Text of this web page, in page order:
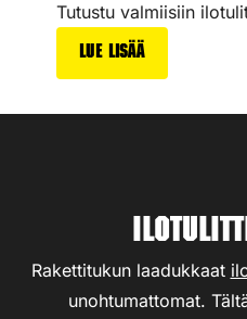
Tutustu valmiisiin
Lue lisää
Rakettitukun laadukkaat
unohtumattomat.